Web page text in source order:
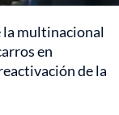
la multinacional
en
de la